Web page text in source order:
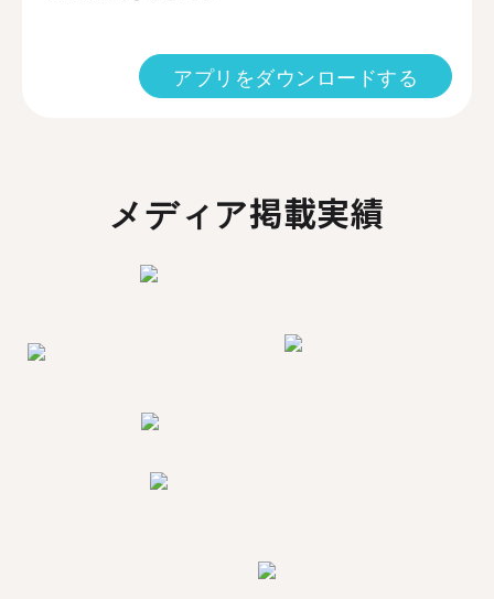
アプリをダウンロードする
メディア掲載実績